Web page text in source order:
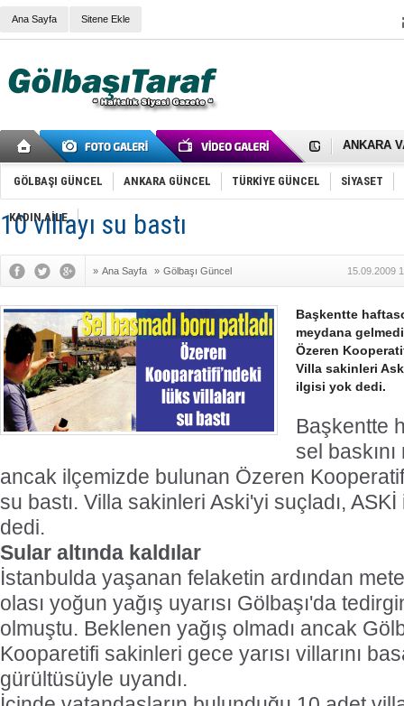
Ana Sayfa Sitene Ekle
Cemal
Samet
FAİZ
Mikail
Gölbaşı
İNCEK
GÖLBAŞI GÜNCEL ANKARA GÜNCEL TÜRKİYE GÜNCEL SİYASET
KADIN AİLE
10 villayı su bastı
» Ana Sayfa » Gölbaşı Güncel 15.09.2009
Başkentte
meydana
Özeren
Villa sakinleri
ilgisi yok dedi.
Başkentte
sel
ancak ilçemizde bulunan Özeren
su bastı. Villa sakinleri Aski'yi suçladı, ASKİ
dedi.
Sular altında kaldılar
İstanbulda yaşanan felaketin ardından
olası yoğun yağış uyarısı Gölbaşı'da
olmuştu. Beklenen yağış olmadı ancak
Kooparetifi sakinleri gece yarısı villarını
gürültüsüyle uyandı.